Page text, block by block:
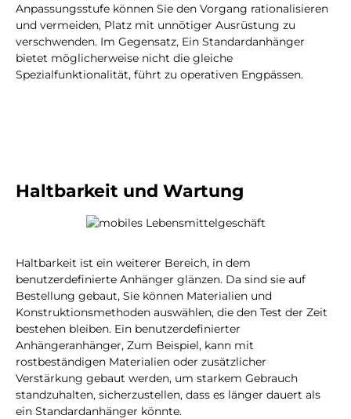
Anpassungsstufe können Sie den Vorgang rationalisieren
und vermeiden, Platz mit unnötiger Ausrüstung zu
verschwenden. Im Gegensatz, Ein Standardanhänger
bietet möglicherweise nicht die gleiche
Spezialfunktionalität, führt zu operativen Engpässen.
Haltbarkeit und Wartung
Haltbarkeit ist ein weiterer Bereich, in dem
benutzerdefinierte Anhänger glänzen. Da sind sie auf
Bestellung gebaut, Sie können Materialien und
Konstruktionsmethoden auswählen, die den Test der Zeit
bestehen bleiben. Ein benutzerdefinierter
Anhängeranhänger, Zum Beispiel, kann mit
rostbeständigen Materialien oder zusätzlicher
Verstärkung gebaut werden, um starkem Gebrauch
standzuhalten, sicherzustellen, dass es länger dauert als
ein Standardanhänger könnte.